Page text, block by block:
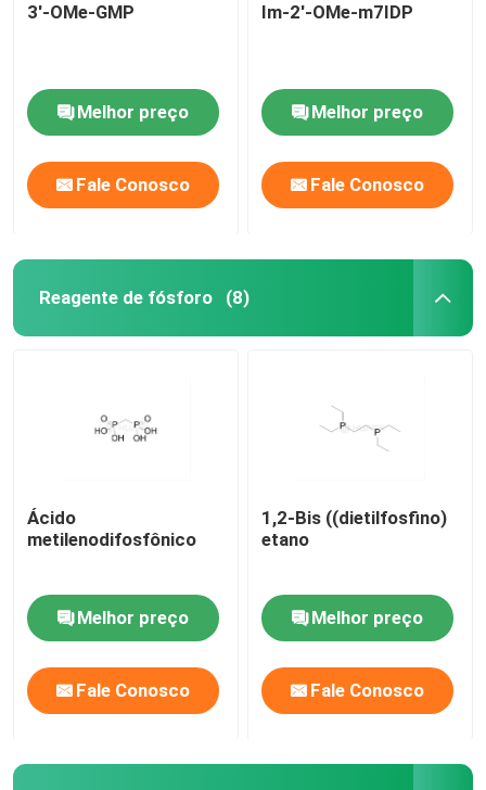
3'-OMe-GMP
Melhor preço
Fale Conosco
Im-2'-OMe-m7IDP
Melhor preço
Fale Conosco
Reagente de fósforo (8)
Ácido
metilenodifosfônico
Melhor preço
Fale Conosco
1,2-Bis ((dietilfosfino)
etano
Melhor preço
Fale Conosco